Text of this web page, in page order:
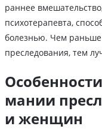
раннее
психотерапевта,
болезнью. Чем
преследования, тем
мании
и женщин